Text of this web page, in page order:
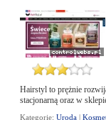
Hairstyl to prężnie
stacjonarną oraz w
Kategorie: Uroda|